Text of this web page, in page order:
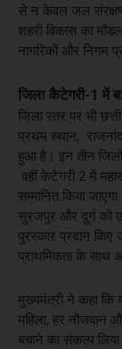
से न केवल जल संरक्षण
शहरी विकास का
नागरिकों और निगम
जिला कैटेगरी-1 में
जिला स्तर पर भी
प्रथम स्थान,
हुआ है। इन तीन जिलों
वहीं केटेगरी 2 में
सम्मानित किया
सुरजपुर और दुर्ग को
पुरस्कार प्रदान
प्राथमिकता के साथ
मुख्यमंत्री ने कहा कि
महिला, हर नौजवान
बचाने का संकल्प